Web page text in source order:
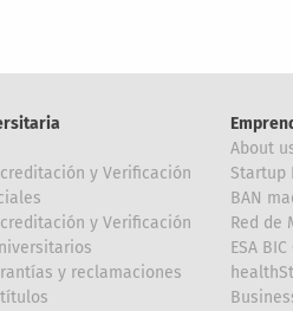
y Verificación
y Verificación
y reclamaciones
About
Startup
BAN
Red de
ESA